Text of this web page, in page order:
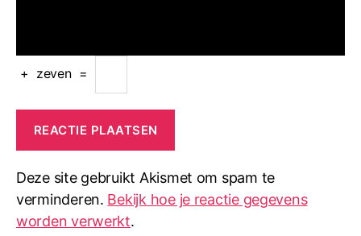
+ zeven =
Deze site gebruikt Akismet om spam te
verminderen. Bekijk hoe je reactie gegevens
worden verwerkt.